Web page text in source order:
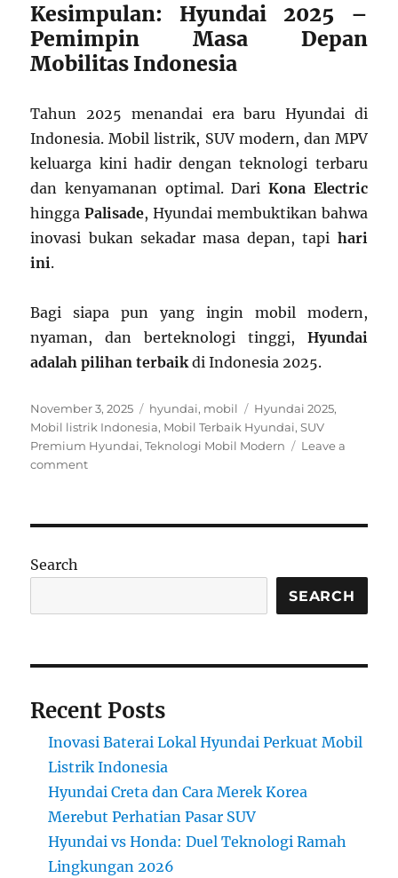
Kesimpulan: Hyundai 2025 –
Pemimpin Masa Depan
Mobilitas Indonesia
Tahun 2025 menandai era baru Hyundai di
Indonesia. Mobil listrik, SUV modern, dan MPV
keluarga kini hadir dengan teknologi terbaru
dan kenyamanan optimal. Dari Kona Electric
hinggaPalisade, Hyundai membuktikan bahwa
inovasi bukan sekadar masa depan, tapi hari
ini.
Bagi siapa pun yang ingin mobil modern,
nyaman, dan berteknologi tinggi, Hyundai
adalah pilihan terbaikdi Indonesia 2025.
Posted
on
November 3, 2025 Categories
hyundai, mobil Tags
Hyundai 2025,
Mobil listrik Indonesia, Mobil Terbaik Hyundai,SUV
Premium Hyundai,Teknologi Mobil Modern
Leave a
commenton
Tahun
Inovasi,
Kenyamanan
Atas
Search
SEARCH
Recent Posts
Inovasi Baterai Lokal Hyundai Perkuat Mobil
Listrik Indonesia
Hyundai Creta dan Cara Merek Korea
Merebut Perhatian Pasar SUV
Hyundai vs Honda: Duel Teknologi Ramah
Lingkungan 2026